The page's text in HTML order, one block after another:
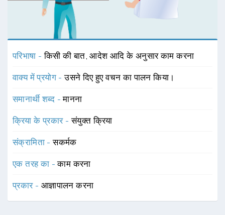
परिभाषा -किसी की बात, आदेश आदि के अनुसार काम करना
वाक्य में प्रयोग -उसने दिए हुए वचन का पालन किया।
समानार्थी शब्द -मानना
क्रिया के प्रकार -संयुक्त क्रिया
संक्रामिता -सकर्मक
एक तरह का -काम करना
प्रकार - आज्ञापालन करना